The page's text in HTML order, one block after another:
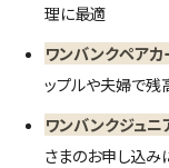
理に最適
ワンバンクペアカ
ップルや夫婦で残
ワンバンクジュニ
さまのお申し込み